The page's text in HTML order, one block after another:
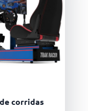
corridas